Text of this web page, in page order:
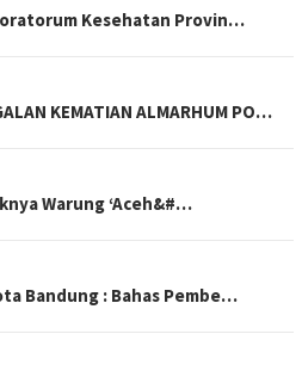
Kesehatan Provin…
KEMATIAN ALMARHUM PO…
Warung ‘Aceh&#…
Bandung : Bahas Pembe…